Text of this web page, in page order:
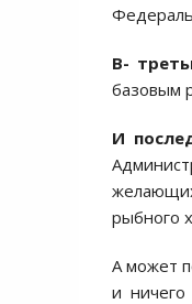
В-
базовым
И
рыбного
А может
и